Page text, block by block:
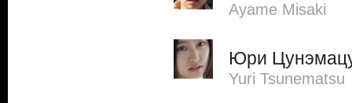
Ayame Misaki
Юри
Yuri Tsunematsu